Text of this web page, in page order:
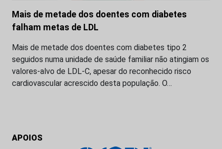
Mais de metade dos doentes com diabetes
falham metas de LDL
Mais de metade dos doentes com diabetes tipo 2
seguidos numa unidade de saúde familiar não atingiam os
valores-alvo de LDL-C, apesar do reconhecido risco
cardiovascular acrescido desta população. O…
APOIOS